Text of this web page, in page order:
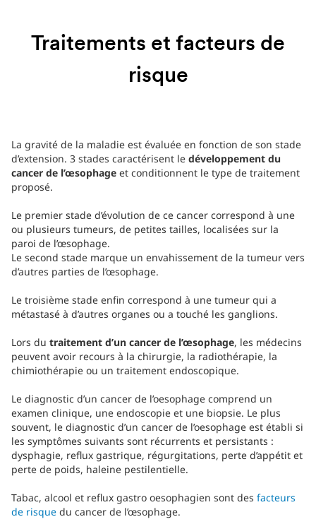
Traitements et facteurs de
risque
La gravité de la maladie est évaluée en fonction de son stade
d’extension. 3 stades caractérisent le développement du
cancer de l’œsophage et conditionnent le type de traitement
proposé.
Le premier stade d’évolution de ce cancer correspond à une
ou plusieurs tumeurs, de petites tailles, localisées sur la
paroi de l’œsophage.
Le second stade marque un envahissement de la tumeur vers
d’autres parties de l’œsophage.
Le troisième stade enfin correspond à une tumeur qui a
métastasé à d’autres organes ou a touché les ganglions.
Lors du traitement d’un cancer de l’œsophage, les médecins
peuvent avoir recours à la chirurgie, la radiothérapie, la
chimiothérapie ou un traitement endoscopique.
Le diagnostic d’un cancer de l’oesophage comprend un
examen clinique, une endoscopie et une biopsie. Le plus
souvent, le diagnostic d’un cancer de l’oesophage est établi si
les symptômes suivants sont récurrents et persistants :
dysphagie, reflux gastrique, régurgitations, perte d’appétit et
perte de poids, haleine pestilentielle.
Tabac, alcool et reflux gastro oesophagien sont des facteurs
de risque du cancer de l’œsophage.